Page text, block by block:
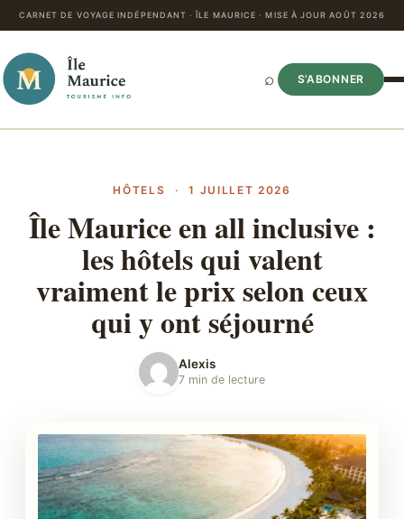
CARNET DE VOYAGE INDÉPENDANT · ÎLE MAURICE · MISE À JOUR AOÛT 2026
⌕ S’ABONNER
HÔTELS · 1 JUILLET 2026
Île Maurice en all inclusive :
les hôtels qui valent
vraiment le prix selon ceux
qui y ont séjourné
Alexis
7 min de lecture